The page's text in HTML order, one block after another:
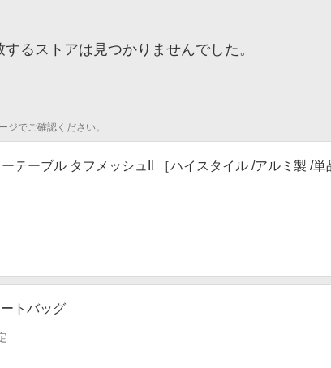
るストアは見つかりませんでした。
ジでご確認ください。
テーブル タフメッシュII ［ハイスタイル /アルミ製 /単
トバッグ